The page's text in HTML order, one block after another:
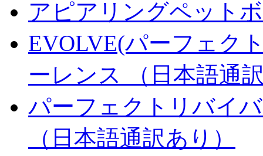
アピアリングペット
EVOLVE(パーフェク
ーレンス （日本語通
パーフェクトリバイ
（日本語通訳あり）